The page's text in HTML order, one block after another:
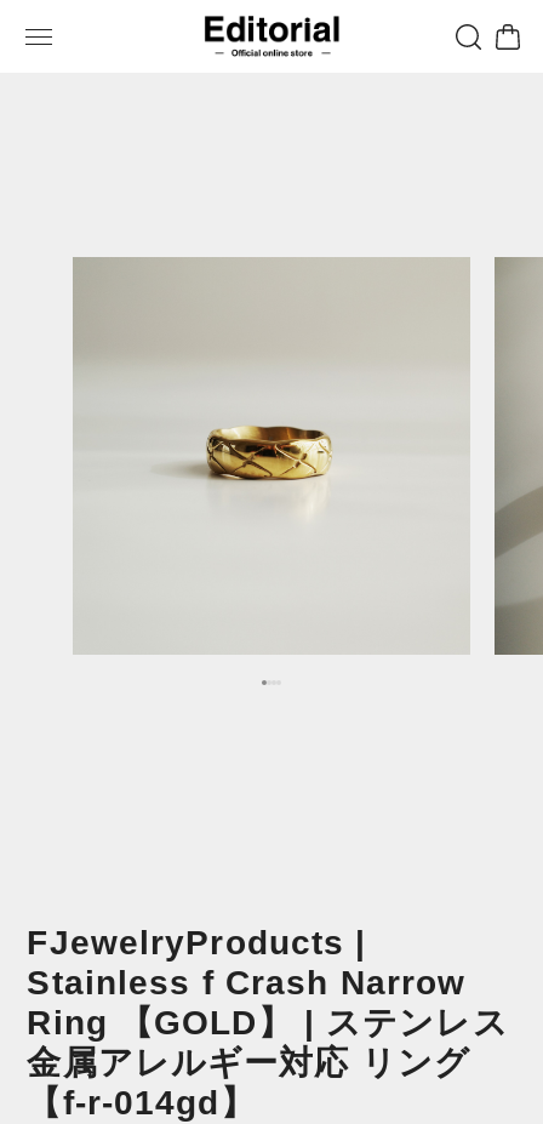
FJewelryProducts |
Stainless f Crash Narrow
Ring 【GOLD】 | ステンレス
金属アレルギー対応 リング
【f-r-014gd】